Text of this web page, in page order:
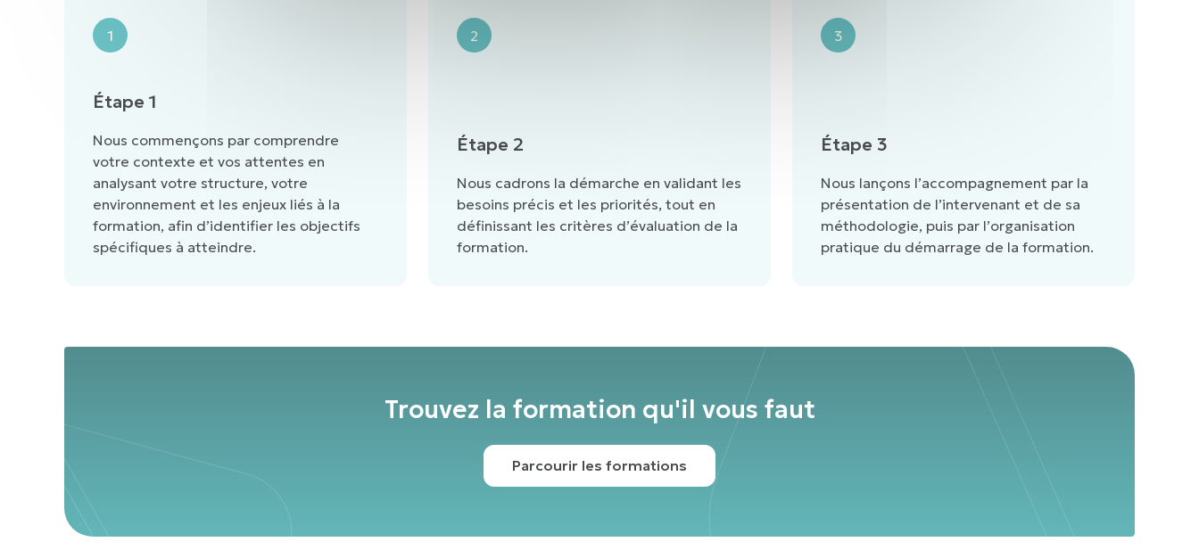
1
Étape 1
Nous commençons par comprendre
votre contexte et vos attentes en
analysant votre structure, votre
environnement et les enjeux liés à la
formation, afin d’identifier les objectifs
spécifiques à atteindre.
2
Étape 2
Nous cadrons la démarche en validant les
besoins précis et les priorités, tout en
définissant les critères d’évaluation de la
formation.
3
Étape 3
Nous lançons l’accompagnement par la
présentation de l’intervenant et de sa
méthodologie, puis par l’organisation
pratique du démarrage de la formation.
Trouvez la formation qu'il vous faut
Parcourir les formations